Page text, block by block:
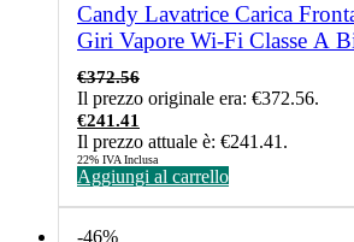
Candy Lavatrice Carica
Giri Vapore Wi-Fi Classe A
€372.56
Il prezzo originale era: €372.56.
€241.41
Il prezzo attuale è: €241.41.
22% IVA Inclusa
Aggiungi al carrello
-46%